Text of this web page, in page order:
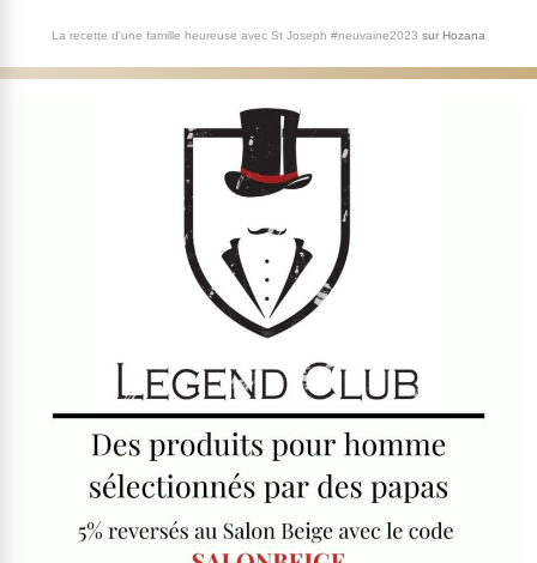
La recette d'une famille heureuse avec St Joseph #neuvaine2023 sur Hozana